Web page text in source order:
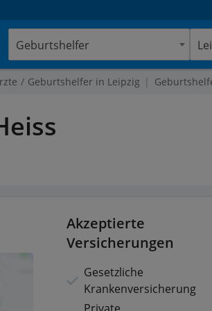
Geburtshelfer
Geburtshelfer in Leipzig
Akzeptierte
Versicherungen
Gesetzliche
Krankenversicherung